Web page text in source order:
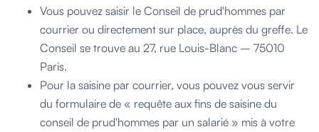
Vous pouvez saisir le Conseil de prud'hommes par
courrier ou directement sur place, auprès du greffe. Le
Conseil se trouve au 27, rue Louis-Blanc – 75010
Paris.
Pour la saisine par courrier, vous pouvez vous servir
du formulaire de « requête aux fins de saisine du
conseil de prud'hommes par un salarié » mis à votre